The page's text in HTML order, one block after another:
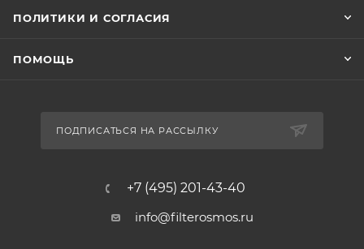
ПОЛИТИКИ И СОГЛАСИЯ
ПОМОЩЬ
ПОДПИСАТЬСЯ НА РАССЫЛКУ
+7 (495) 201-43-40
info@filterosmos.ru